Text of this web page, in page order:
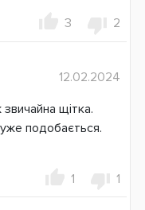
3 2
12.02.2024
щітка.
подобається.
1 1